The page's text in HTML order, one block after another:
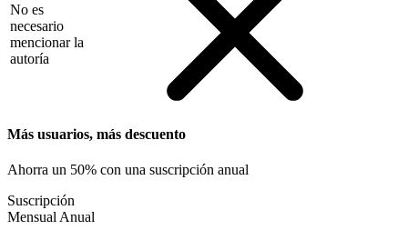
No es
necesario
mencionar la
autoría
Más usuarios, más descuento
Ahorra un 50% con una suscripción anual
Suscripción
Mensual Anual